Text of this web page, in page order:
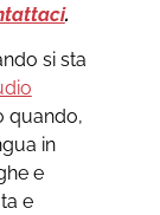
.
si sta
quando,
in
e
e